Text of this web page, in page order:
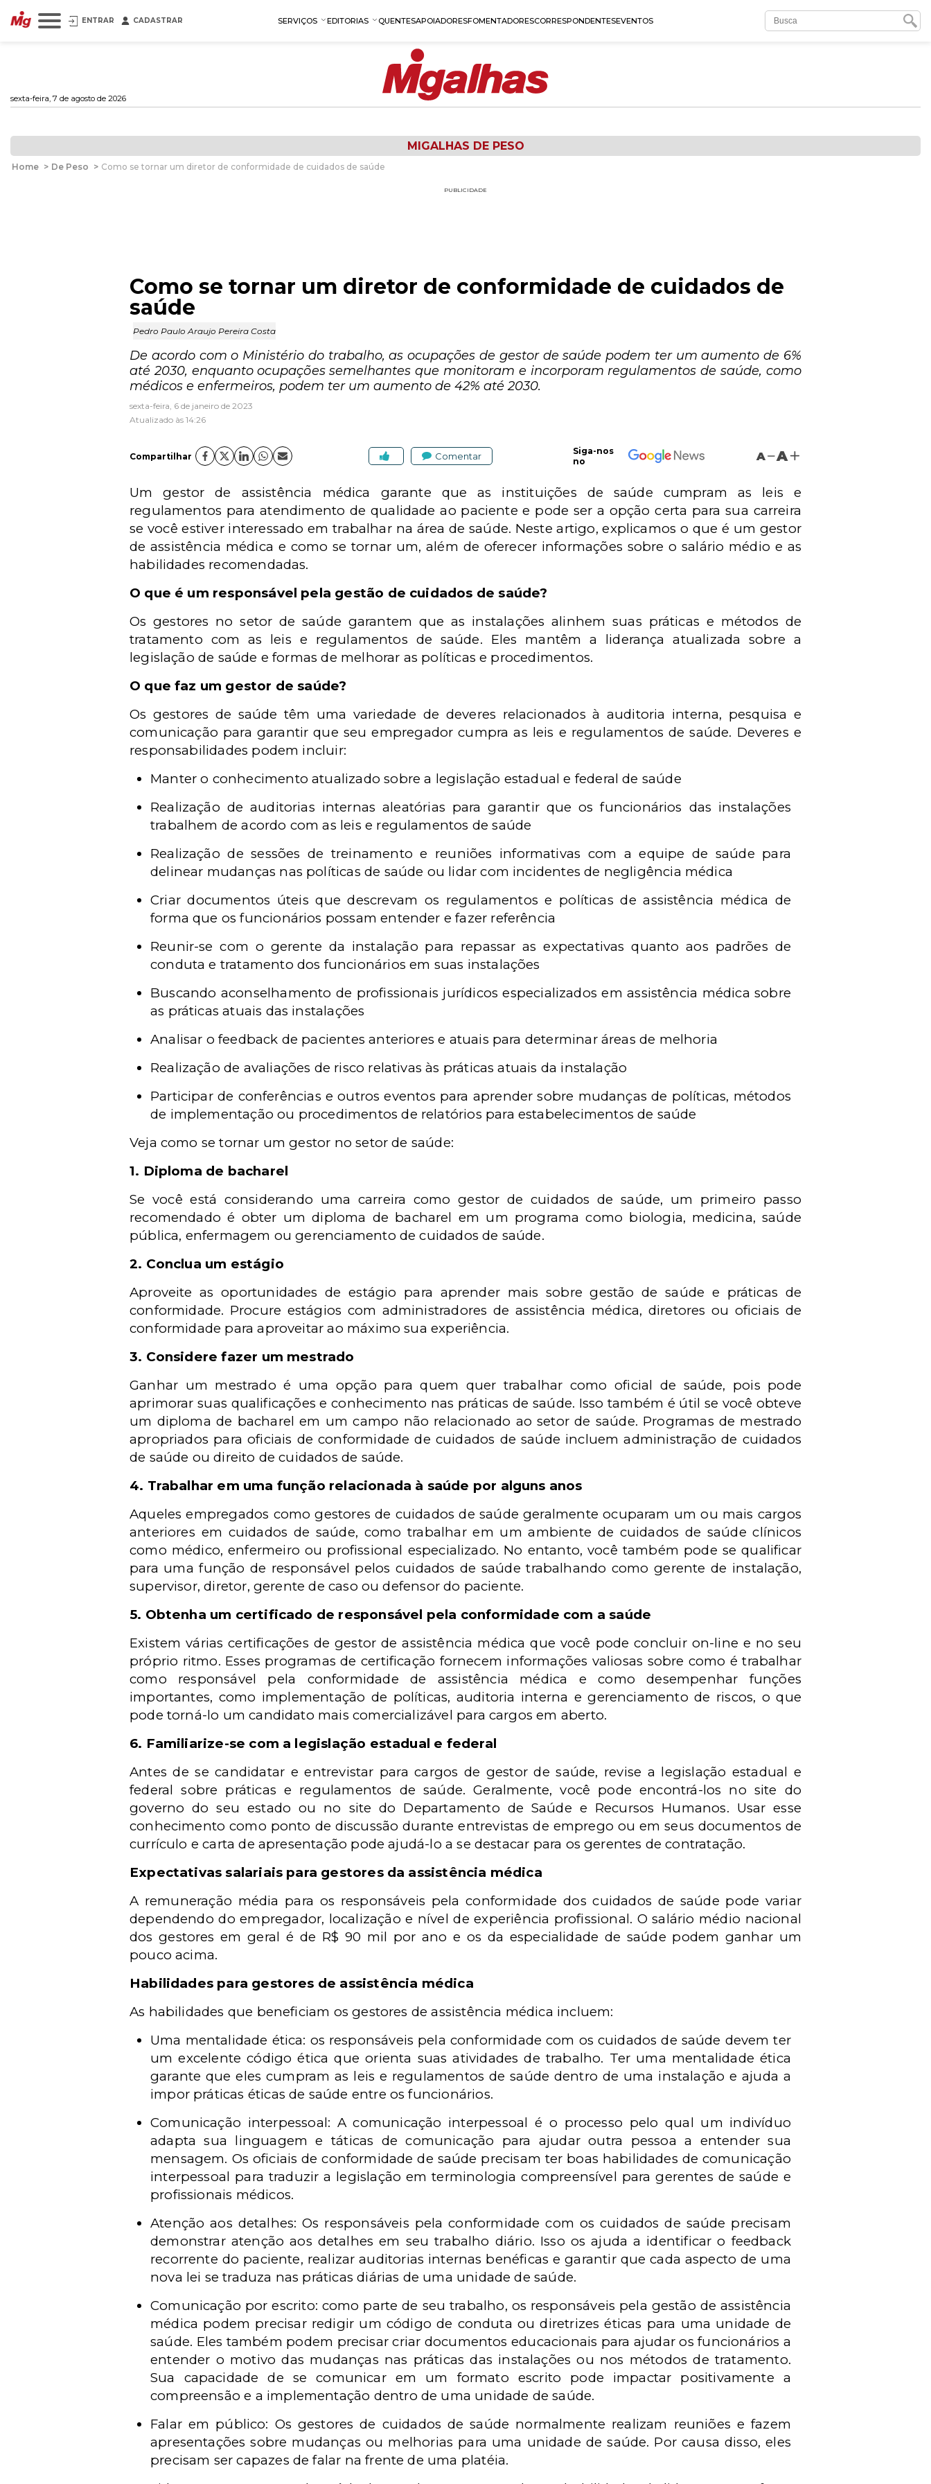
ENTRAR CADASTRAR SERVIÇOS EDITORIAS QUENTESAPOIADORESFOMENTADORESCORRESPONDENTESEVENTOS
sexta-feira, 7 de agosto de 2026
MIGALHAS DE PESO
Home > De Peso > Como se tornar um diretor de conformidade de cuidados de saúde
PUBLICIDADE
Como se tornar um diretor de conformidade de cuidados de
saúde
Pedro Paulo Araujo Pereira Costa
De acordo com o Ministério do trabalho, as ocupações de gestor de saúde podem ter um aumento de 6%
até 2030, enquanto ocupações semelhantes que monitoram e incorporam regulamentos de saúde, como
médicos e enfermeiros, podem ter um aumento de 42% até 2030.
sexta-feira, 6 de janeiro de 2023
Atualizado às 14:26
Compartilhar Comentar
Siga-nos
no
A A
Um gestor de assistência médica garante que as instituições de saúde cumpram as leis e
regulamentos para atendimento de qualidade ao paciente e pode ser a opção certa para sua carreira
se você estiver interessado em trabalhar na área de saúde. Neste artigo, explicamos o que é um gestor
de assistência médica e como se tornar um, além de oferecer informações sobre o salário médio e as
habilidades recomendadas.
O que é um responsável pela gestão de cuidados de saúde?
Os gestores no setor de saúde garantem que as instalações alinhem suas práticas e métodos de
tratamento com as leis e regulamentos de saúde. Eles mantêm a liderança atualizada sobre a
legislação de saúde e formas de melhorar as políticas e procedimentos.
O que faz um gestor de saúde?
Os gestores de saúde têm uma variedade de deveres relacionados à auditoria interna, pesquisa e
comunicação para garantir que seu empregador cumpra as leis e regulamentos de saúde. Deveres e
responsabilidades podem incluir:
Manter o conhecimento atualizado sobre a legislação estadual e federal de saúde
Realização de auditorias internas aleatórias para garantir que os funcionários das instalações
trabalhem de acordo com as leis e regulamentos de saúde
Realização de sessões de treinamento e reuniões informativas com a equipe de saúde para
delinear mudanças nas políticas de saúde ou lidar com incidentes de negligência médica
Criar documentos úteis que descrevam os regulamentos e políticas de assistência médica de
forma que os funcionários possam entender e fazer referência
Reunir-se com o gerente da instalação para repassar as expectativas quanto aos padrões de
conduta e tratamento dos funcionários em suas instalações
Buscando aconselhamento de profissionais jurídicos especializados em assistência médica sobre
as práticas atuais das instalações
Analisar o feedback de pacientes anteriores e atuais para determinar áreas de melhoria
Realização de avaliações de risco relativas às práticas atuais da instalação
Participar de conferências e outros eventos para aprender sobre mudanças de políticas, métodos
de implementação ou procedimentos de relatórios para estabelecimentos de saúde
Veja como se tornar um gestor no setor de saúde:
1. Diploma de bacharel
Se você está considerando uma carreira como gestor de cuidados de saúde, um primeiro passo
recomendado é obter um diploma de bacharel em um programa como biologia, medicina, saúde
pública, enfermagem ou gerenciamento de cuidados de saúde.
2. Conclua um estágio
Aproveite as oportunidades de estágio para aprender mais sobre gestão de saúde e práticas de
conformidade. Procure estágios com administradores de assistência médica, diretores ou oficiais de
conformidade para aproveitar ao máximo sua experiência.
3. Considere fazer um mestrado
Ganhar um mestrado é uma opção para quem quer trabalhar como oficial de saúde, pois pode
aprimorar suas qualificações e conhecimento nas práticas de saúde. Isso também é útil se você obteve
um diploma de bacharel em um campo não relacionado ao setor de saúde. Programas de mestrado
apropriados para oficiais de conformidade de cuidados de saúde incluem administração de cuidados
de saúde ou direito de cuidados de saúde.
4. Trabalhar em uma função relacionada à saúde por alguns anos
Aqueles empregados como gestores de cuidados de saúde geralmente ocuparam um ou mais cargos
anteriores em cuidados de saúde, como trabalhar em um ambiente de cuidados de saúde clínicos
como médico, enfermeiro ou profissional especializado. No entanto, você também pode se qualificar
para uma função de responsável pelos cuidados de saúde trabalhando como gerente de instalação,
supervisor, diretor, gerente de caso ou defensor do paciente.
5. Obtenha um certificado de responsável pela conformidade com a saúde
Existem várias certificações de gestor de assistência médica que você pode concluir on-line e no seu
próprio ritmo. Esses programas de certificação fornecem informações valiosas sobre como é trabalhar
como responsável pela conformidade de assistência médica e como desempenhar funções
importantes, como implementação de políticas, auditoria interna e gerenciamento de riscos, o que
pode torná-lo um candidato mais comercializável para cargos em aberto.
6. Familiarize-se com a legislação estadual e federal
Antes de se candidatar e entrevistar para cargos de gestor de saúde, revise a legislação estadual e
federal sobre práticas e regulamentos de saúde. Geralmente, você pode encontrá-los no site do
governo do seu estado ou no site do Departamento de Saúde e Recursos Humanos. Usar esse
conhecimento como ponto de discussão durante entrevistas de emprego ou em seus documentos de
currículo e carta de apresentação pode ajudá-lo a se destacar para os gerentes de contratação.
Expectativas salariais para gestores da assistência médica
A remuneração média para os responsáveis pela conformidade dos cuidados de saúde pode variar
dependendo do empregador, localização e nível de experiência profissional. O salário médio nacional
dos gestores em geral é de R$ 90 mil por ano e os da especialidade de saúde podem ganhar um
pouco acima.
Habilidades para gestores de assistência médica
As habilidades que beneficiam os gestores de assistência médica incluem:
Uma mentalidade ética: os responsáveis pela conformidade com os cuidados de saúde devem ter
um excelente código ética que orienta suas atividades de trabalho. Ter uma mentalidade ética
garante que eles cumpram as leis e regulamentos de saúde dentro de uma instalação e ajuda a
impor práticas éticas de saúde entre os funcionários.
Comunicação interpessoal: A comunicação interpessoal é o processo pelo qual um indivíduo
adapta sua linguagem e táticas de comunicação para ajudar outra pessoa a entender sua
mensagem. Os oficiais de conformidade de saúde precisam ter boas habilidades de comunicação
interpessoal para traduzir a legislação em terminologia compreensível para gerentes de saúde e
profissionais médicos.
Atenção aos detalhes: Os responsáveis pela conformidade com os cuidados de saúde precisam
demonstrar atenção aos detalhes em seu trabalho diário. Isso os ajuda a identificar o feedback
recorrente do paciente, realizar auditorias internas benéficas e garantir que cada aspecto de uma
nova lei se traduza nas práticas diárias de uma unidade de saúde.
Comunicação por escrito: como parte de seu trabalho, os responsáveis pela gestão de assistência
médica podem precisar redigir um código de conduta ou diretrizes éticas para uma unidade de
saúde. Eles também podem precisar criar documentos educacionais para ajudar os funcionários a
entender o motivo das mudanças nas práticas das instalações ou nos métodos de tratamento.
Sua capacidade de se comunicar em um formato escrito pode impactar positivamente a
compreensão e a implementação dentro de uma unidade de saúde.
Falar em público: Os gestores de cuidados de saúde normalmente realizam reuniões e fazem
apresentações sobre mudanças ou melhorias para uma unidade de saúde. Por causa disso, eles
precisam ser capazes de falar na frente de uma platéia.